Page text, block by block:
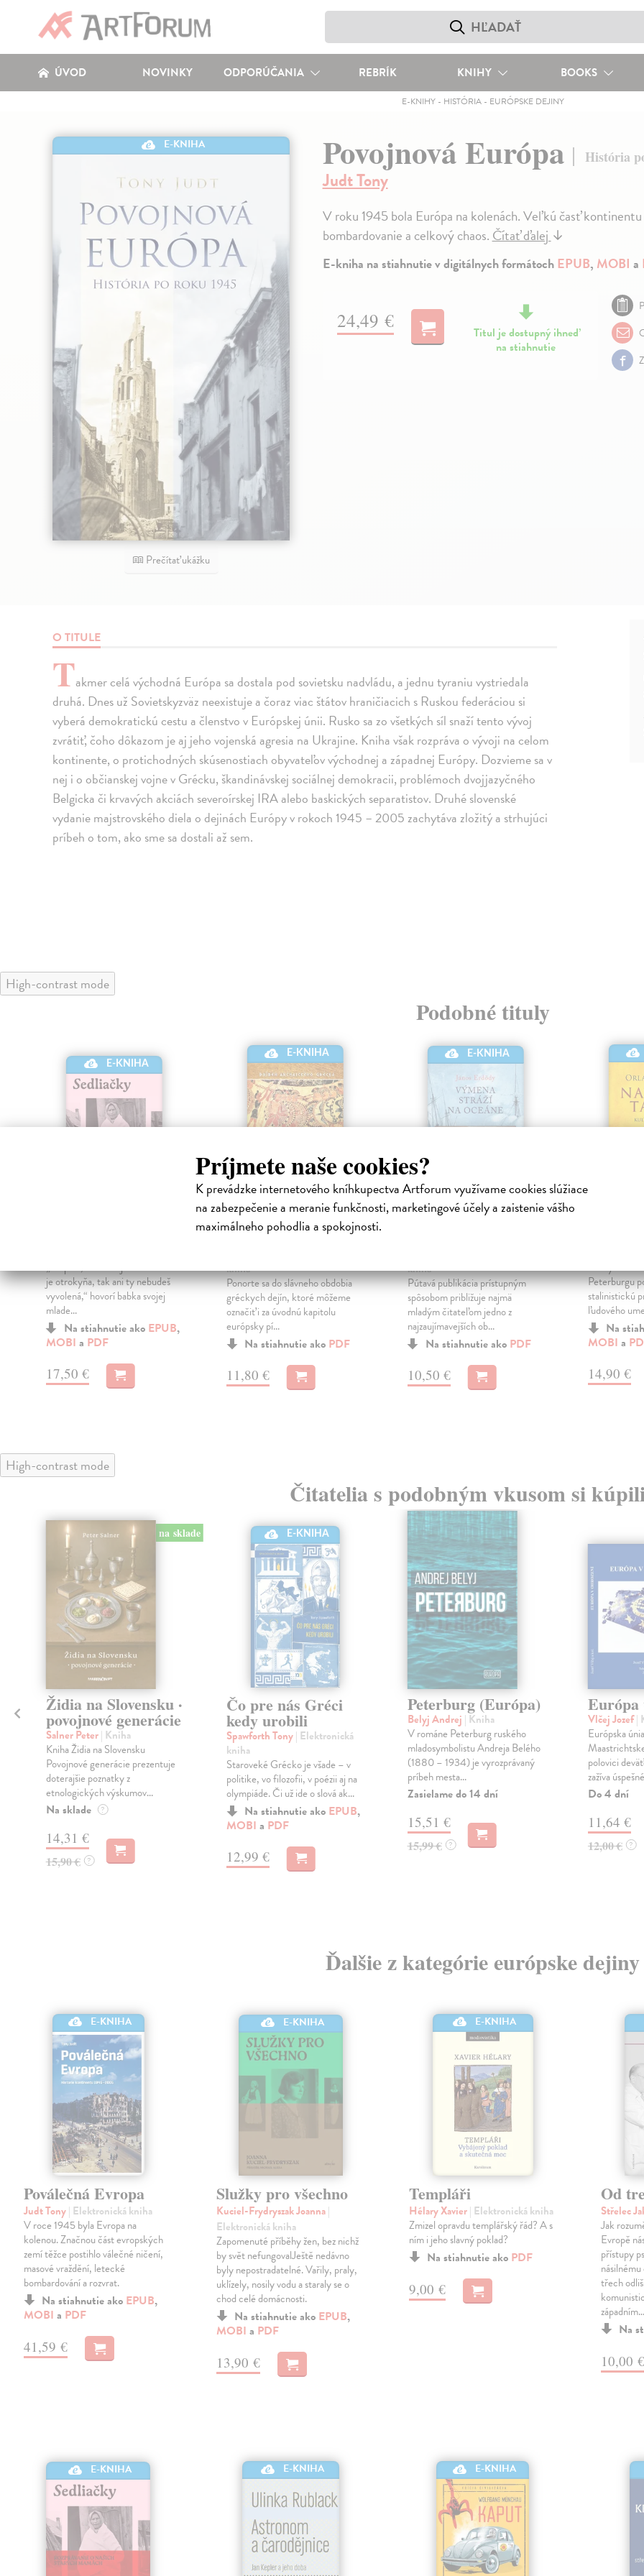
Príjmete naše cookies?
K prevádzke internetového kníhkupectva Artforum využívame cookies slúžiace
na zabezpečenie a meranie funkčnosti, marketingové účely a zaistenie vášho
maximálneho pohodlia a spokojnosti.
ÚVOD NOVINKY ODPORÚČANIA REBRÍK KNIHY BOOKS
E-KNIHY- HISTÓRIA- EURÓPSKE DEJINY
E-KNIHA
Prečítať ukážku
Povojnová Európa História
Judt Tony
V roku 1945 bola Európa na kolenách. Veľkú časť
bombardovanie a celkový chaos.Čítať ďalej↓
E-kniha na stiahnutie v digitálnych formátochEPUB, MOBI a
24,49 €
Titul je dostupný ihneď
na stiahnutie
O TITULE
Takmer celá východná Európa sa dostala pod sovietsku nadvládu, a jednu tyraniu vystriedala
druhá. Dnes už Sovietskyzväz neexistuje a čoraz viac štátov hraničiacich s Ruskou federáciou si
vyberá demokratickú cestu a členstvo v Európskej únii. Rusko sa zo všetkých síl snaží tento vývoj
zvrátiť, čoho dôkazom je aj jeho vojenská agresia na Ukrajine. Kniha však rozpráva o vývoji na celom
kontinente, o protichodných skúsenostiach obyvateľov východnej a západnej Európy. Dozvieme sa v
nej i o občianskej vojne v Grécku, škandinávskej sociálnej demokracii, problémoch dvojjazyčného
Belgicka či krvavých akciách severoírskej IRA alebo baskických separatistov. Druhé slovenské
vydanie majstrovského diela o dejinách Európy v rokoch 1945 – 2005 zachytáva zložitý a strhujúci
príbeh o tom, ako sme sa dostali až sem.
High-contrast mode
Podobné tituly
E-KNIHA
„Neplač, dieťa moje. Každá žena
je otrokyňa, tak ani ty nebudeš
vyvolená,“ hovorí babka svojej
mlade...
Na stiahnutie ako EPUB,
MOBI a PDF
17,50 €
E-KNIHA
Od Tróje k
Termopylám
kniha
Ponorte sa do slávneho obdobia
gréckych dejín, ktoré môžeme
označiť i za úvodnú kapitolu
európsky pí...
Na stiahnutie ako PDF
11,80 €
E-KNIHA
Výmena stráží na
kniha
Pútavá publikácia prístupným
spôsobom približuje najmä
mladým čitateľom jedno z
najzaujímavejších ob...
Na stiahnutie ako PDF
10,50 €
Od
Peterburgu
stalinistickú
ľudového
Na
MOBI a
14,90 €
High-contrast mode
Čitatelia s podobným vkusom si
na sklade
Židia na Slovensku ·
povojnové generácie
Salner Peter| Kniha
Kniha Židia na Slovensku
Povojnové generácie prezentuje
doterajšie poznatky z
etnologických výskumov...
Na sklade ?
14,31 €
15,90 € ?
E-KNIHA
Čo pre nás Gréci
kedy urobili
Spawforth Tony| Elektronická
kniha
Staroveké Grécko je všade – v
politike, vo filozofii, v poézii aj na
olympiáde. Či už ide o slová ak...
Na stiahnutie ako EPUB,
MOBI a PDF
12,99 €
Peterburg (Európa)
Belyj Andrej | Kniha
V románe Peterburg ruského
mladosymbolistu Andreja Belého
(1880 – 1934) je vyrozprávaný
príbeh mesta...
Zasielame do 14 dní
15,51 €
15,99 € ?
Európa
Vlčej Jozef|
Európska
polovici
zažíva
Do 4 dní
11,64 €
12,00 € ?
Ďalšie z kategórie európske dejiny
E-KNIHA
Poválečná Evropa
Judt Tony| Elektronická kniha
V roce 1945 byla Evropa na
kolenou. Značnou část evropských
zemí těžce postihlo válečné ničení,
masové vraždění, letecké
bombardování a rozvrat.
Na stiahnutie ako EPUB,
MOBI a PDF
41,59 €
E-KNIHA
Služky pro všechno
Kuciel-Frydryszak Joanna|
Elektronická kniha
Zapomenuté příběhy žen, bez nichž
by svět nefungovalJeště nedávno
byly nepostradatelné. Vařily, praly,
uklízely, nosily vodu a staraly se o
chod celé domácnosti.
Na stiahnutie ako EPUB,
MOBI a PDF
13,90 €
E-KNIHA
Templáři
Hélary Xavier| Elektronická kniha
Zmizel opravdu templářský řád? A s
ním i jeho slavný poklad?
Na stiahnutie ako PDF
9,00 €
Od
Střelec
Jak
Evropě
přístupy
třech
západním…
Na
10,00 €
E-KNIHA E-KNIHA E-KNIHA